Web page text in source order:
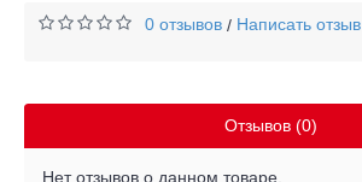
0 отзывов / Написать отзыв
Отзывов (0)
Нет отзывов о данном товаре.